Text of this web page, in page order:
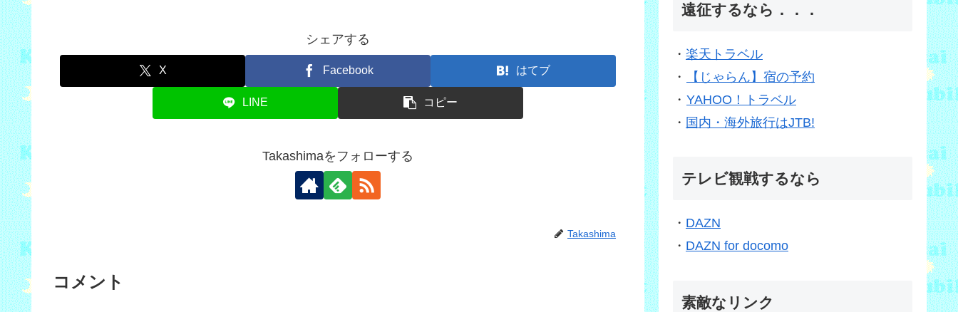
シェアする
X Facebook はてブ
LINE コピー
Takashimaをフォローする
Takashima
コメント
遠征するなら．．．
・ 楽天トラベル
・
【じゃらん】宿の予約
・ YAHOO！トラベル
・ 国内・海外旅行はJTB!
テレビ観戦するなら
・ DAZN
・ DAZN for docomo
素敵なリンク